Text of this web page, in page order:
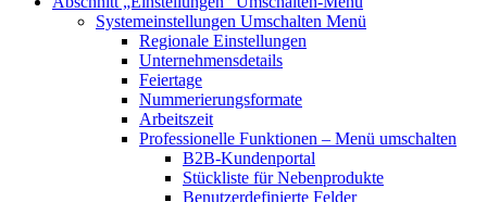
Systemeinstellungen Umschalten Menü
Regionale Einstellungen
Unternehmensdetails
Feiertage
Nummerierungsformate
Arbeitszeit
Professionelle Funktionen – Menü umschalten
B2B-Kundenportal
Stückliste für Nebenprodukte
Benutzerdefinierte Felder